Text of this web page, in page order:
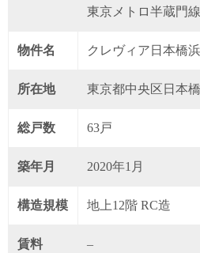
東京メトロ半蔵門
物件名 クレヴィア日本橋
所在地 東京都中央区日本
総戸数 63戸
築年月 2020年1月
構造規模 地上12階 RC造
賃料 –